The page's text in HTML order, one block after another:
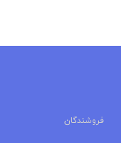
فروشندگان